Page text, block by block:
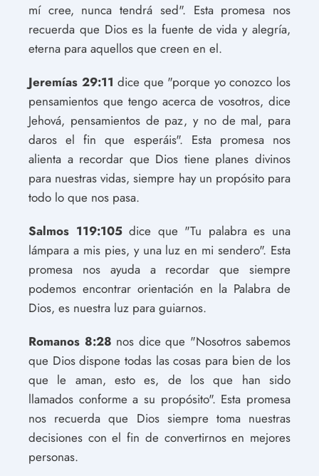
mí cree, nunca tendrá sed". Esta promesa nos
recuerda que Dios es la fuente de vida y alegría,
eterna para aquellos que creen en el.
Jeremías 29:11dice que "porque yo conozco los
pensamientos que tengo acerca de vosotros, dice
Jehová, pensamientos de paz, y no de mal, para
daros el fin que esperáis". Esta promesa nos
alienta a recordar que Dios tiene planes divinos
para nuestras vidas, siempre hay un propósito para
todo lo que nos pasa.
Salmos 119:105dice que "Tu palabra es una
lámpara a mis pies, y una luz en mi sendero". Esta
promesa nos ayuda a recordar que siempre
podemos encontrar orientación en la Palabra de
Dios, es nuestra luz para guiarnos.
Romanos 8:28 nos dice que "Nosotros sabemos
que Dios dispone todas las cosas para bien de los
que le aman, esto es, de los que han sido
llamados conforme a su propósito". Esta promesa
nos recuerda que Dios siempre toma nuestras
decisiones con el fin de convertirnos en mejores
personas.